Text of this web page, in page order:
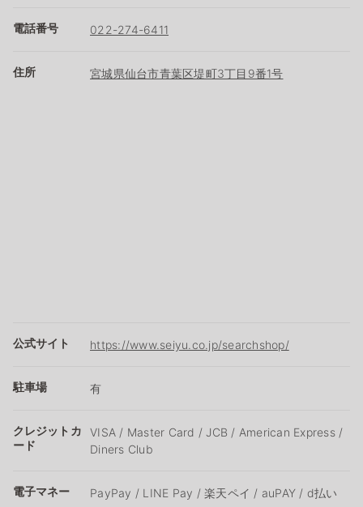
電話番号 022-274-6411
住所 宮城県仙台市青葉区堤町3丁目9番1号
公式サイト https://www.seiyu.co.jp/searchshop/
駐車場 有
クレジットカ
ード
VISA / Master Card / JCB / American Express /
Diners Club
電子マネー PayPay / LINE Pay / 楽天ペイ / auPAY / d払い